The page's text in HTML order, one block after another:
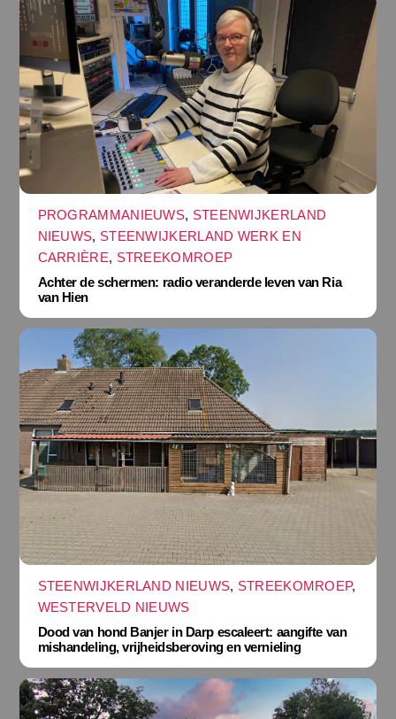
PROGRAMMANIEUWS, STEENWIJKERLAND
NIEUWS, STEENWIJKERLAND WERK EN
CARRIÈRE, STREEKOMROEP
Achter de schermen: radio veranderde leven van Ria
van Hien
STEENWIJKERLAND NIEUWS, STREEKOMROEP,
WESTERVELD NIEUWS
Dood van hond Banjer in Darp escaleert: aangifte van
mishandeling, vrijheidsberoving en vernieling